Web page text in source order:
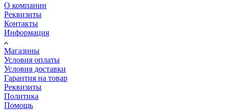
О компании
Реквизиты
Контакты
Информация
Магазины
Условия оплаты
Условия доставки
Гарантия на товар
Реквизиты
Политика
Помощь